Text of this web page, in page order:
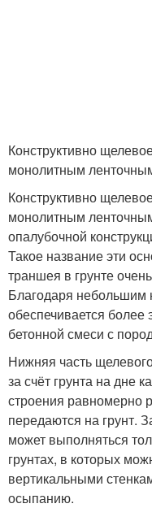
Конструктивно
монолитным
Конструктивно
монолитным
опалубочной
Такое название эти
траншея в грунте
Благодаря небольшим
обеспечивается
бетонной смеси с
Нижняя часть
за счёт грунта на дне
строения равномерно
передаются на грунт.
может выполняться
грунтах, в которых
вертикальными
осыпанию.